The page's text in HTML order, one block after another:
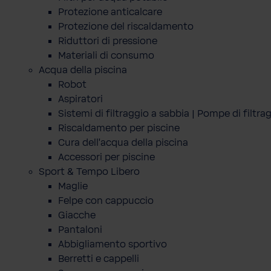
Protezione anticalcare
Protezione del riscaldamento
Riduttori di pressione
Materiali di consumo
Acqua della piscina
Robot
Aspiratori
Sistemi di filtraggio a sabbia | Pompe di
Riscaldamento per piscine
Cura dell'acqua della piscina
Accessori per piscine
Sport & Tempo Libero
Maglie
Felpe con cappuccio
Giacche
Pantaloni
Abbigliamento sportivo
Berretti e cappelli